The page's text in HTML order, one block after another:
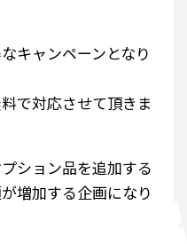
キャンペーンとなり
で対応させて頂きま
ション品を追加する
増加する企画になり